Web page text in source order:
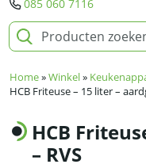
085 060 7116
Home»Winkel»
HCB Friteuse – 15 liter –
HCB
– RVS